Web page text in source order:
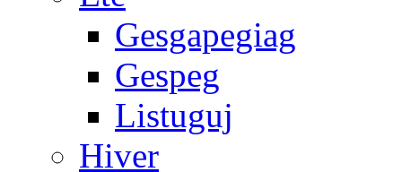
Gesgapegiag
Gespeg
Listuguj
Hiver